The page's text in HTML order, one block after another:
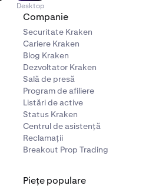
Desktop
Companie
Securitate Kraken
Cariere Kraken
Blog Kraken
Dezvoltator Kraken
Sală de presă
Program de afiliere
Listări de active
Status Kraken
Centrul de asistență
Reclamații
Breakout Prop Trading
Piețe populare